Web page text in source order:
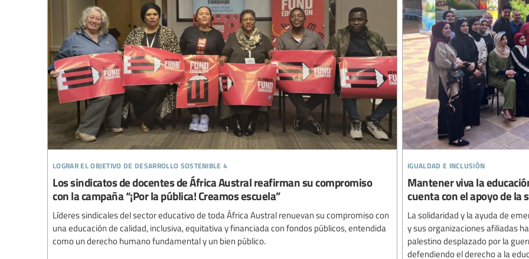
lograr el objetivo de desarrollo sostenible 4
Los sindicatos de docentes de África Austral reafirman su compromiso
con la campaña “¡Por la pública! Creamos escuela”
Líderes sindicales del sector educativo de toda África Austral renuevan su compromiso con
una educación de calidad, inclusiva, equitativa y financiada con fondos públicos, entendida
como un derecho humano fundamental y un bien público.
igualdad e inclusión
Mantener viva la
cuenta con el apoyo de
La solidaridad y la ayuda de
y sus organizaciones afiliadas
palestino desplazado por la
defendiendo el derecho a la